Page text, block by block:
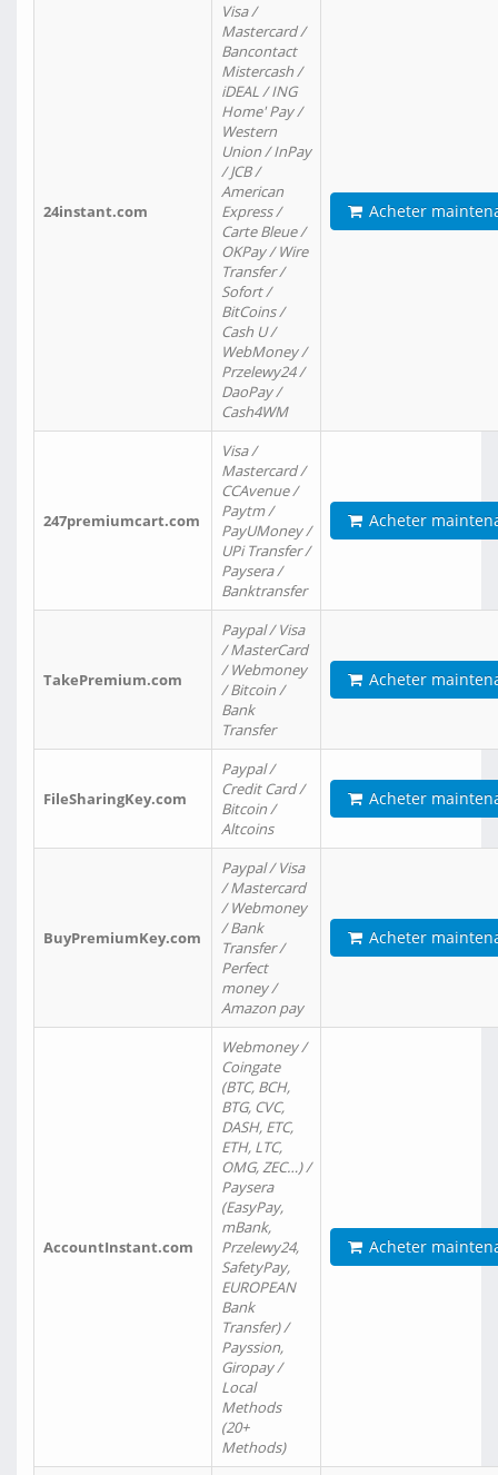
24instant.com
Visa /
Mastercard /
Bancontact
Mistercash /
iDEAL / ING
Home' Pay /
Western
Union / InPay
/ JCB /
American
Express /
Carte Bleue /
OKPay / Wire
Transfer /
Sofort /
BitCoins /
Cash U /
WebMoney /
Przelewy24 /
DaoPay /
Cash4WM
Acheter
247premiumcart.com
Visa /
Mastercard /
CCAvenue /
Paytm /
PayUMoney /
UPi Transfer /
Paysera /
Banktransfer
Acheter
TakePremium.com
Paypal / Visa
/ MasterCard
/ Webmoney
/ Bitcoin /
Bank
Transfer
Acheter
FileSharingKey.com
Paypal /
Credit Card /
Bitcoin /
Altcoins
Acheter
BuyPremiumKey.com
Paypal / Visa
/ Mastercard
/ Webmoney
/ Bank
Transfer /
Perfect
money /
Amazon pay
Acheter
AccountInstant.com
Webmoney /
Coingate
(BTC, BCH,
BTG, CVC,
DASH, ETC,
ETH, LTC,
OMG, ZEC…) /
Paysera
(EasyPay,
mBank,
Przelewy24,
SafetyPay,
EUROPEAN
Bank
Transfer) /
Payssion,
Giropay /
Local
Methods
(20+
Methods)
Acheter